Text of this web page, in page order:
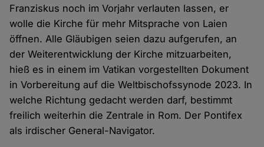
Franziskus noch im Vorjahr verlauten lassen, er
wolle die Kirche für mehr Mitsprache von Laien
öffnen. Alle Gläubigen seien dazu aufgerufen, an
der Weiterentwicklung der Kirche mitzuarbeiten,
hieß es in einem im Vatikan vorgestellten Dokument
in Vorbereitung auf die Weltbischofssynode 2023. In
welche Richtung gedacht werden darf, bestimmt
freilich weiterhin die Zentrale in Rom. Der Pontifex
als irdischer General-Navigator.